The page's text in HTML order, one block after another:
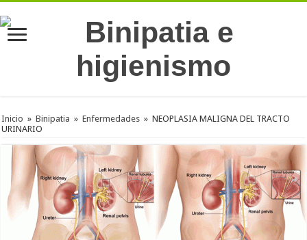
Inicio » Binipatia » Enfermedades » NEOPLASIA MALIGNA DEL TRACTO
URINARIO